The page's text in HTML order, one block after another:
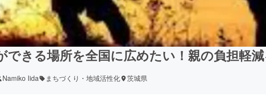
きる場所を全国に広めたい！親の負担軽減
Namiko Iida まちづくり・地域活性化 茨城県